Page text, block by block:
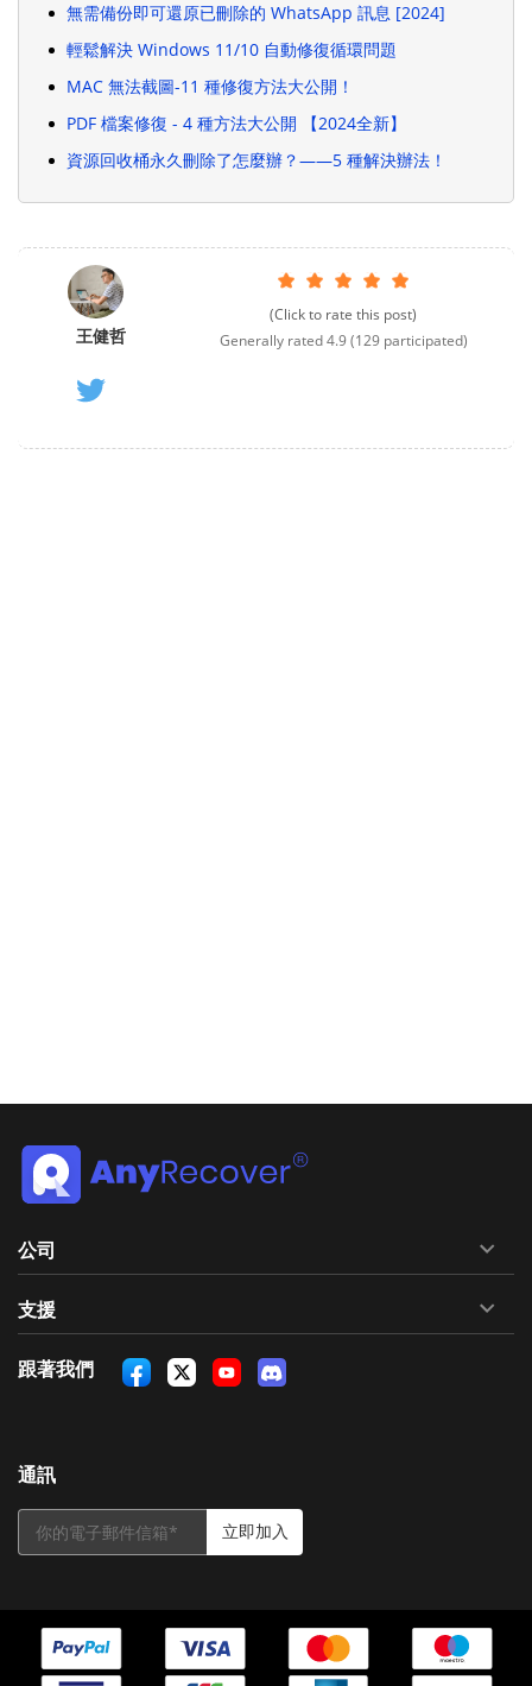
無需備份即可還原已刪除的 WhatsApp 訊息 [2024]
輕鬆解決 Windows 11/10 自動修復循環問題
MAC 無法截圖-11 種修復方法大公開！
PDF 檔案修復 - 4 種方法大公開 【2024全新】
資源回收桶永久刪除了怎麼辦？——5 種解決辦法！
王健哲
(Click to rate this post)
Generally rated4.9(129participated)
公司
支援
跟著我們
通訊